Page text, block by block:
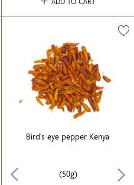
Bird's eye pepper Kenya
(50g)